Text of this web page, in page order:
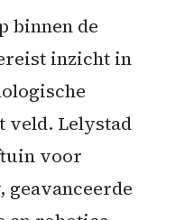
binnen de
inzicht in
veld. Lelystad
voor
, geavanceerde